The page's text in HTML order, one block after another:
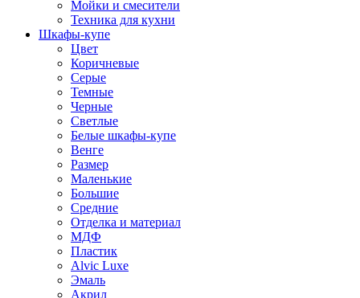
Мойки и смесители
Техника для кухни
Шкафы-купе
Цвет
Коричневые
Серые
Темные
Черные
Светлые
Белые шкафы-купе
Венге
Размер
Маленькие
Большие
Средние
Отделка и материал
МДФ
Пластик
Alvic Luxe
Эмаль
Акрил